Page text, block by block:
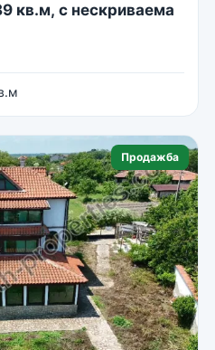
кв.м, с нескриваема
Продажба